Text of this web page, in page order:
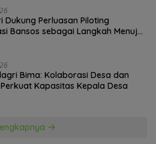
Dukung Perluasan Piloting
Bansos sebagai Langkah Menuju
Bima: Kolaborasi Desa dan
Kapasitas Kepala Desa